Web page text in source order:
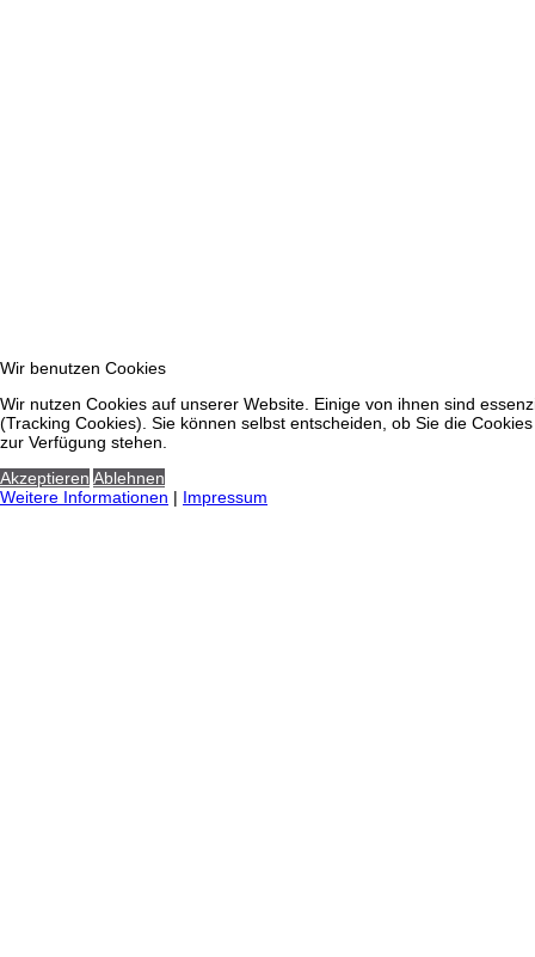
Wir benutzen Cookies
Wir nutzen Cookies auf unserer Website. Einige von ihnen sind
(Tracking Cookies). Sie können selbst entscheiden, ob Sie die
zur Verfügung stehen.
Akzeptieren Ablehnen
Weitere Informationen | Impressum